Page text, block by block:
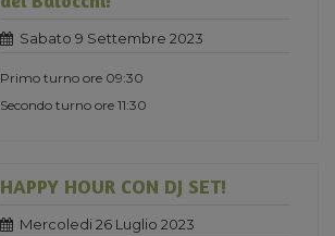
Sabato 9 Settembre 2023
Primo turno ore 09:30
Secondo turno ore 11:30
HAPPY HOUR CON DJ SET!
Mercoledi 26 Luglio 2023